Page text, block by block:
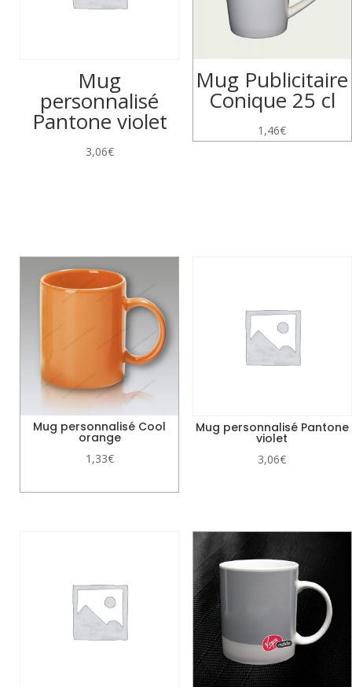
Mug
personnalisé
Pantone violet
3,06€
Mug Publicitaire
Conique 25 cl
1,46€
Mug personnalisé Cool
orange
1,33€
Mug personnalisé Pantone
violet
3,06€